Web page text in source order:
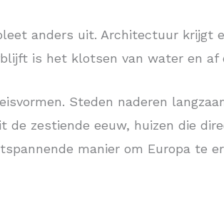
anders uit. Architectuur krijgt
is het klotsen van water en af
Steden naderen
de zestiende eeuw, huizen die
manier om Europa te